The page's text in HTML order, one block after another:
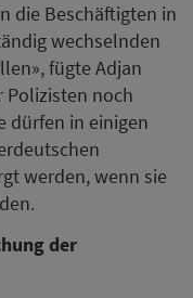
die Beschäftigten in
wechselnden
fügte Adjan
Polizisten noch
dürfen in einigen
werden, wenn sie
der